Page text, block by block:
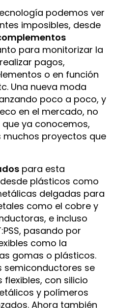
podemos ver
imposibles, desde
para monitorizar la
pagos,
o en función
Una nueva moda
poco a poco, y
en el mercado, no
ya conocemos,
proyectos que
para esta
plásticos como
delgadas para
como el cobre y
e incluso
pasando por
como la
gomas o plásticos.
semiconductores se
con silicio
y polímeros
Ahora también